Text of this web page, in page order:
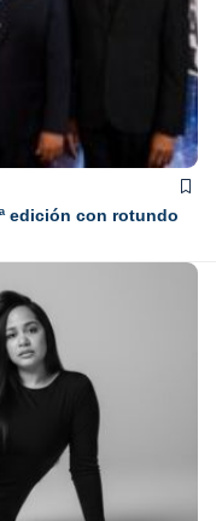
edición con rotundo